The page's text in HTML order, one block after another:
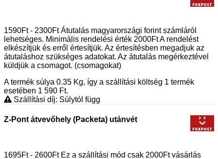
1590Ft - 2300Ft Átutalás magyarországi forint számláról
lehetséges. Minimális rendelési érték 2000Ft A rendelést
elkészítjük és erről értesítjük. Az értesítésben megadjuk az
átutaláshoz szükséges adatokat. Az átutalás megérkeztével
küldjük a csomagot. (csomagokat)
A termék súlya 0.35 Kg, így a szállítási költség 1 termék
esetében 1 590 Ft.
Szállítási díj: Súlytól függ
Z-Pont átvevőhely (Packeta) utánvét
1695Ft - 2600Ft Ez a szállítási mód csak 2000Ft vásárlás